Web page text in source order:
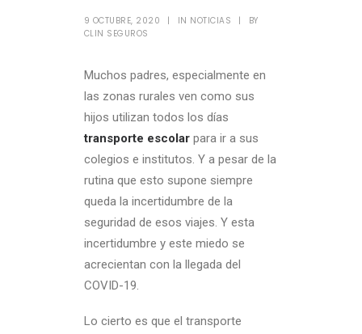
9 OCTUBRE, 2020 | IN NOTICIAS |
BY
CLIN SEGUROS
Muchos padres, especialmente en
las zonas rurales ven como sus
hijos utilizan todos los días
transporte escolarpara ir a sus
colegios e institutos. Y a pesar de la
rutina que esto supone siempre
queda la incertidumbre de la
seguridad de esos viajes. Y esta
incertidumbre y este miedo se
acrecientan con la llegada del
COVID-19.
Lo cierto es que el transporte